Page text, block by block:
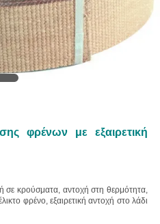
φρένων με εξαιρετική
σε κρούσματα, αντοχή στη θερμότητα,
φρένο, εξαιρετική αντοχή στο λάδι